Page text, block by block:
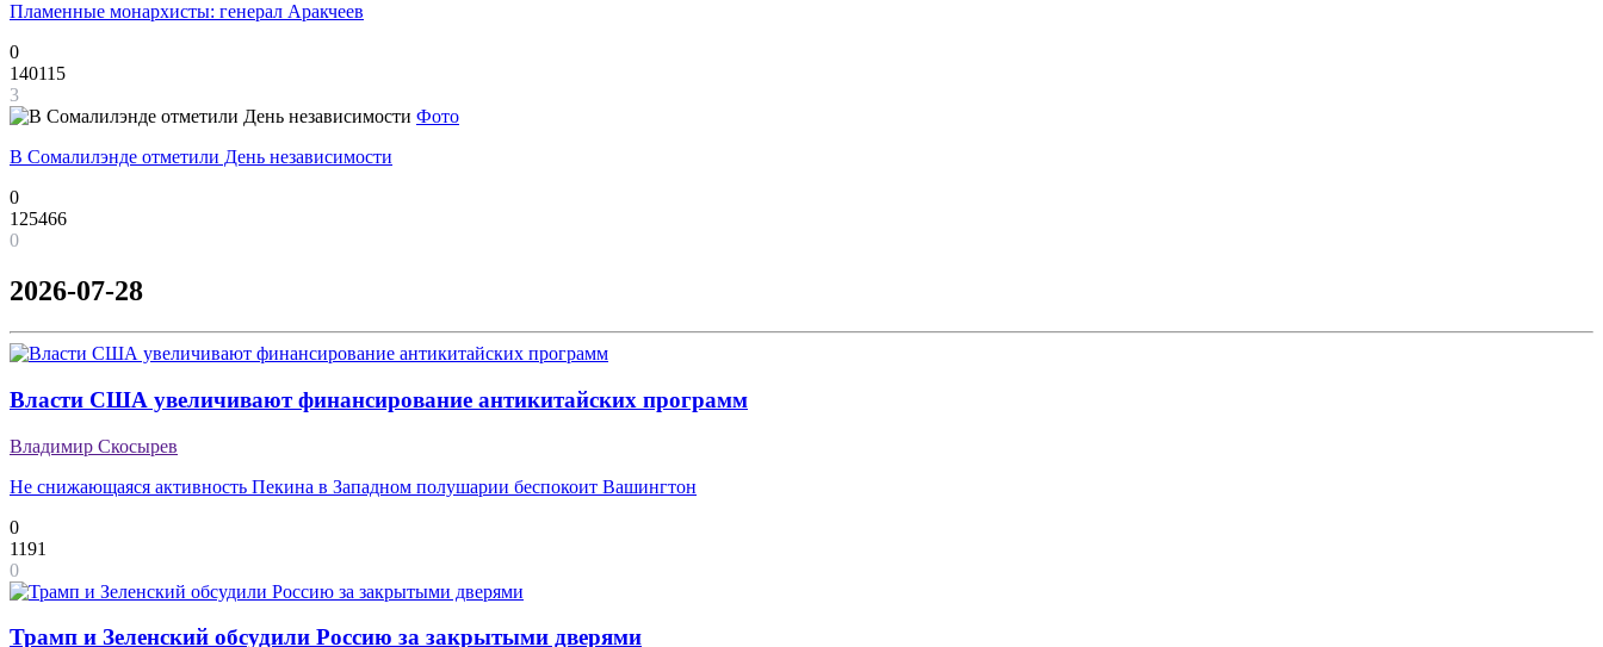
Пламенные монархисты: генерал Аракчеев
0
140115
3
Фото
В Сомалилэнде отметили День независимости
0
125466
0
2026-07-28
Власти США увеличивают финансирование антикитайских программ
Владимир Скосырев
Не снижающаяся активность Пекина в Западном полушарии беспокоит Вашингтон
0
1191
0
Трамп и Зеленский обсудили Россию за закрытыми дверями